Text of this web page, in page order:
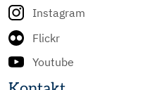
Instagram
Flickr
Youtube